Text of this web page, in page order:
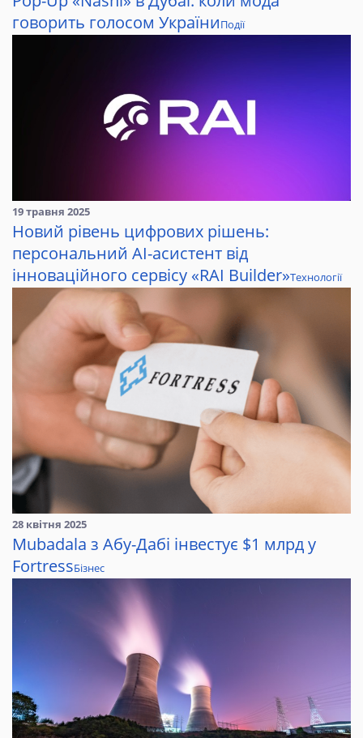
говорить голосом УкраїниПодії
19 травня 2025
Новий рівень цифрових рішень:
персональний AI-асистент від
інноваційного сервісу «RAI Builder»Технології
28 квітня 2025
Mubadala з Абу-Дабі інвестує $1 млрд у
FortressБізнес